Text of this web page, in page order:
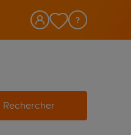
Rechercher